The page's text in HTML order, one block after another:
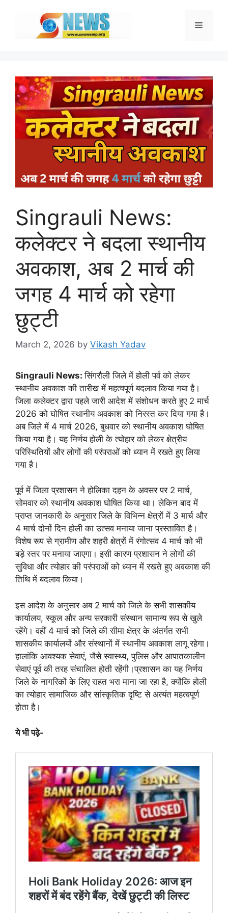
Menu
Singrauli News:
कलेक्टर ने बदला स्थानीय
अवकाश, अब 2 मार्च की
जगह 4 मार्च को रहेगा
छुट्टी
March 2, 2026 by Vikash Yadav
Singrauli News:सिंगरौली जिले में होली पर्व को लेकर
स्थानीय अवकाश की तारीख में महत्वपूर्ण बदलाव किया गया है।
जिला कलेक्टर द्वारा पहले जारी आदेश में संशोधन करते हुए 2 मार्च
2026 को घोषित स्थानीय अवकाश को निरस्त कर दिया गया है।
अब जिले में 4 मार्च 2026, बुधवार को स्थानीय अवकाश घोषित
किया गया है। यह निर्णय होली के त्योहार को लेकर क्षेत्रीय
परिस्थितियों और लोगों की परंपराओं को ध्यान में रखते हुए लिया
गया है।
पूर्व में जिला प्रशासन ने होलिका दहन के अवसर पर 2 मार्च,
सोमवार को स्थानीय अवकाश घोषित किया था। लेकिन बाद में
प्राप्त जानकारी के अनुसार जिले के विभिन्न क्षेत्रों में 3 मार्च और
4 मार्च दोनों दिन होली का उत्सव मनाया जाना प्रस्तावित है।
विशेष रूप से ग्रामीण और शहरी क्षेत्रों में रंगोत्सव 4 मार्च को भी
बड़े स्तर पर मनाया जाएगा। इसी कारण प्रशासन ने लोगों की
सुविधा और त्योहार की परंपराओं को ध्यान में रखते हुए अवकाश की
तिथि में बदलाव किया।
इस आदेश के अनुसार अब 2 मार्च को जिले के सभी शासकीय
कार्यालय, स्कूल और अन्य सरकारी संस्थान सामान्य रूप से खुले
रहेंगे। वहीं 4 मार्च को जिले की सीमा क्षेत्र के अंतर्गत सभी
शासकीय कार्यालयों और संस्थानों में स्थानीय अवकाश लागू रहेगा।
हालांकि आवश्यक सेवाएं, जैसे स्वास्थ्य, पुलिस और आपातकालीन
सेवाएं पूर्व की तरह संचालित होती रहेंगी।प्रशासन का यह निर्णय
जिले के नागरिकों के लिए राहत भरा माना जा रहा है, क्योंकि होली
का त्योहार सामाजिक और सांस्कृतिक दृष्टि से अत्यंत महत्वपूर्ण
होता है।
ये भी पढ़े-